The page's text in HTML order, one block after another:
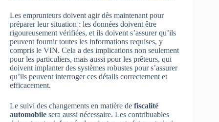
Les emprunteurs doivent agir dès maintenant pour
préparer leur situation : les données doivent être
rigoureusement vérifiées, et ils doivent s’assurer qu’ils
peuvent fournir toutes les informations requises, y
compris le VIN. Cela a des implications non seulement
pour les particuliers, mais aussi pour les prêteurs, qui
doivent implanter des systèmes robustes pour s’assurer
qu’ils peuvent interroger ces détails correctement et
efficacement.
Le suivi des changements en matière de fiscalité
automobile sera aussi nécessaire. Les contribuables